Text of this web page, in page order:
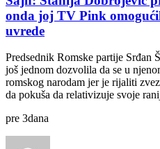
onda joj TV Pink
uvrede
Predsednik Romske partije Srđan
još jednom dozvolila da se u
romskog narodam jer je rijaliti
da pokuša da relativizuje svoje
pre 3dana